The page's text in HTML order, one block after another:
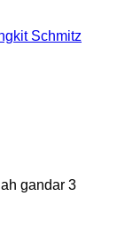
Schmitz
gandar 3